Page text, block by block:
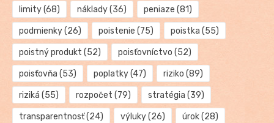
limity(68) náklady(36) peniaze (81)
podmienky(26) poistenie (75) poistka (55)
poistný produkt (52) poisťovníctvo (52)
poisťovňa (53) poplatky(47) riziko (89)
riziká (55) rozpočet (79) stratégia (39)
transparentnosť(24) výluky(26) úrok(28)